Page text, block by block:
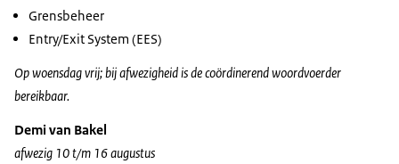
Grensbeheer
Entry/Exit System (EES)
Op woensdag vrij; bij afwezigheid is de coördinerend woordvoerder
bereikbaar.
Demi van Bakel
afwezig 10 t/m 16 augustus